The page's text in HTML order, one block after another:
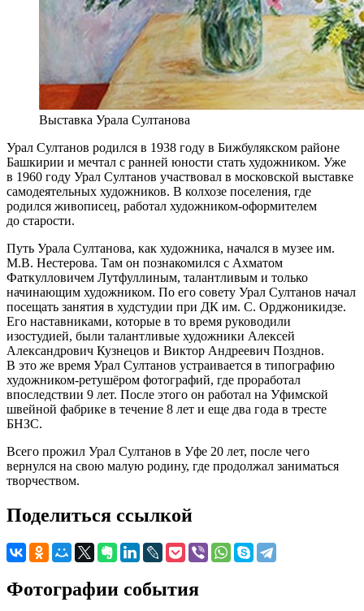
Выставка Урала Султанова
Урал Султанов родился в 1938 году в Бижбулякском районе
Башкирии и мечтал с ранней юности стать художником. Уже
в 1960 году Урал Султанов участвовал в московской выставке
самодеятельных художников. В колхозе поселения, где
родился живописец, работал художником-оформителем
до старости.
Путь Урала Султанова, как художника, начался в музее им.
М.В. Нестерова. Там он познакомился с Ахматом
Фаткулловичем Лутфуллиным, талантливым и только
начинающим художником. По его совету Урал Султанов начал
посещать занятия в худстудии при ДК им. С. Орджоникидзе.
Его наставниками, которые в то время руководили
изостудией, были талантливые художники Алексей
Александрович Кузнецов и Виктор Андреевич Позднов.
В это же время Урал Султанов устраивается в типографию
художником-ретушёром фотографий, где проработал
впоследствии 9 лет. После этого он работал на Уфимской
швейной фабрике в течение 8 лет и еще два года в тресте
БНЗС.
Всего прожил Урал Султанов в Уфе 20 лет, после чего
вернулся на свою малую родину, где продолжал заниматься
творчеством.
Поделиться ссылкой
Фотографии события